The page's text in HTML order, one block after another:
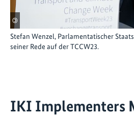
©
Stefan Wenzel, Parlamentatischer
seiner Rede auf der TCCW23.
IKI Implementers